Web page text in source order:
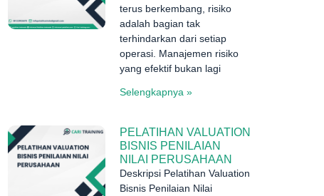
terus berkembang, risiko
adalah bagian tak
terhindarkan dari setiap
operasi. Manajemen risiko
yang efektif bukan lagi
Selengkapnya »
PELATIHAN VALUATION
BISNIS PENILAIAN
NILAI PERUSAHAAN
Deskripsi Pelatihan Valuation
Bisnis Penilaian Nilai